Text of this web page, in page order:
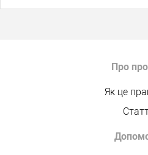
Про
Як це